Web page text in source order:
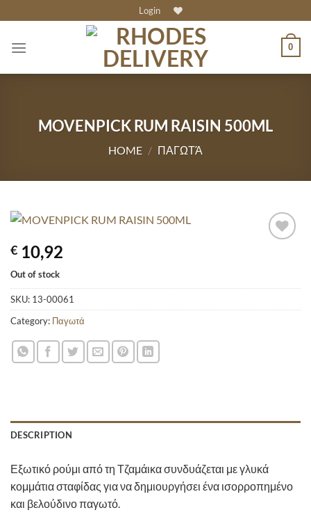
to
content
Login
0
MOVENPICK RUM RAISIN 500ML
HOME / ΠΑΓΩΤΆ
€ 10,92
Out of stock
SKU: 13-00061
Category: Παγωτά
DESCRIPTION
Εξωτικό ρούμι από τη Τζαμάικα συνδυάζεται με γλυκά
κομμάτια σταφίδας για να δημιουργήσει ένα ισορροπημένο
και βελούδινο παγωτό.